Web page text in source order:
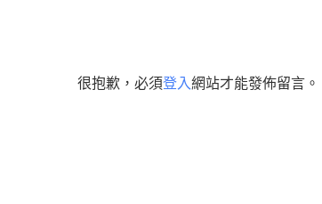
很抱歉，必須登入網站才能發佈留言。